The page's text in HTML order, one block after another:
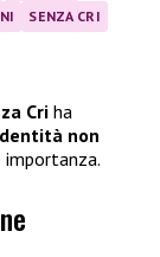
SENZA CRI
Criha
non